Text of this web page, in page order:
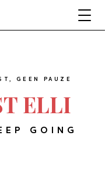
ELLI
GEEN PAUZE
GOING